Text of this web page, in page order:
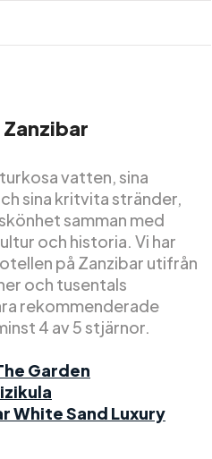
vatten, sina
sina kritvita stränder,
samman med
och historia. Vi har
på Zanzibar utifrån
och tusentals
rekommenderade
4 av 5 stjärnor.
Garden
White Sand Luxury